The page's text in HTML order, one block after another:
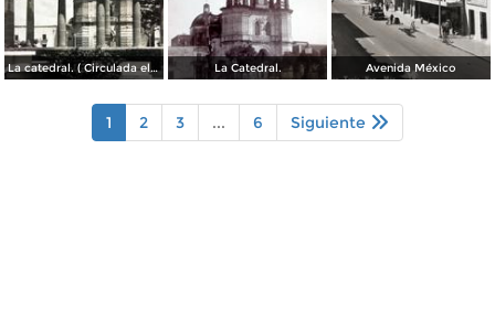
La catedral. ( Circulada el 7 de Agosto de 1955 ). La Catedral. Avenida México
1 2 3 ... 6 Siguiente